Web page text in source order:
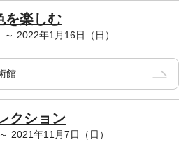
を楽しむ
2022年1月16日（日）
館
クション
2021年11月7日（日）